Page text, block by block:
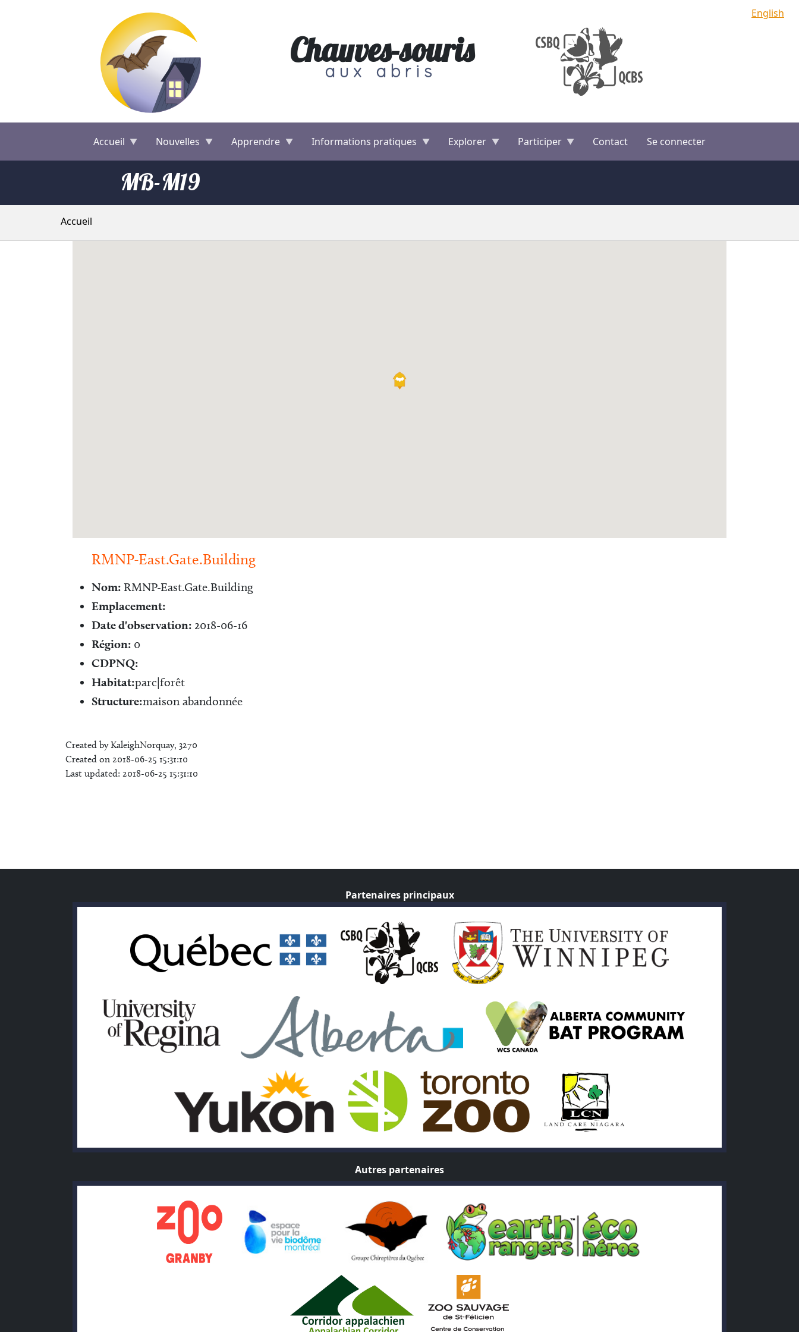
English
Chauves-souris
aux abris
Accueil Nouvelles Apprendre Informations pratiques Explorer Participer Contact Se connecter
MB-M19
Fil d'Ariane
Accueil
RMNP-East.Gate.Building
Nom: RMNP-East.Gate.Building
Emplacement:
Date d'observation: 2018-06-16
Région: 0
CDPNQ:
Habitat:parc|forêt
Structure:maison abandonnée
Created by KaleighNorquay, 3270
Created on 2018-06-25 15:31:10
Last updated: 2018-06-25 15:31:10
Partenaires principaux
Autres partenaires